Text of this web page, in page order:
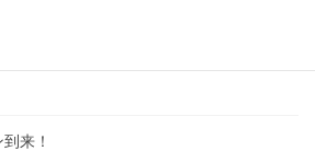
来！